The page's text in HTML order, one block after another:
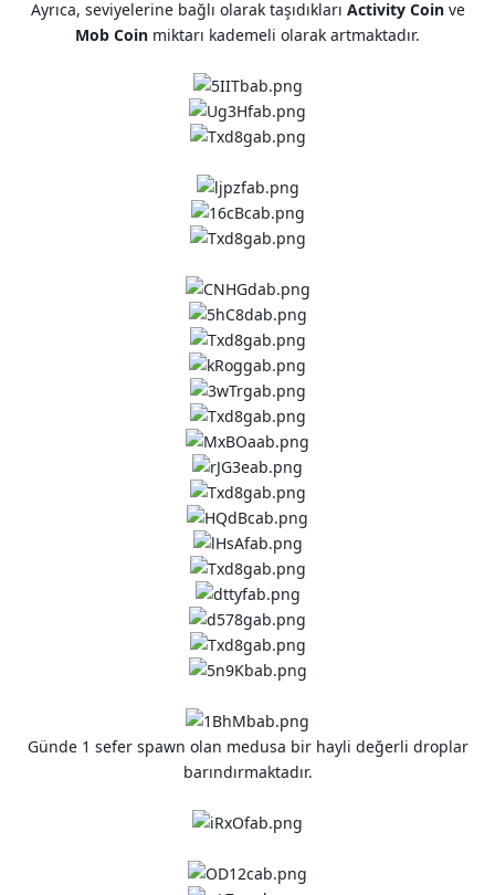
Ayrıca, seviyelerine bağlı olarak taşıdıkları Activity Coinve
Mob Coin miktarı kademeli olarak artmaktadır.
Günde 1 sefer spawn olan medusa bir hayli değerli droplar
barındırmaktadır.